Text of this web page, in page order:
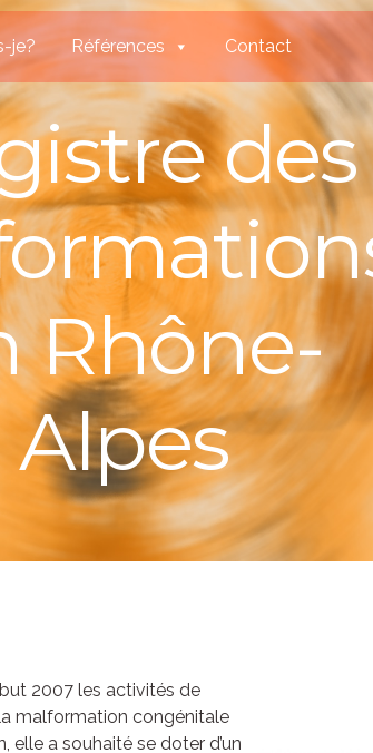
je? Références Contact
des
Rhône-
Alpes
2007 les activités de
malformation congénitale
a souhaité se doter d’un